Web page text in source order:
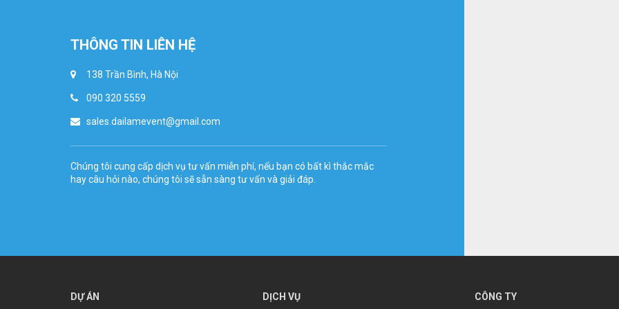
THÔNG TIN LIÊN HỆ
138 Trần Bình, Hà Nội
090 320 5559
sales.dailamevent@gmail.com
Chúng tôi cung cấp dịch vụ tư vấn miễn phí, nếu bạn có bất kì thắc mắc
hay câu hỏi nào, chúng tôi sẽ sẵn sàng tư vấn và giải đáp.
DỰ ÁN DỊCH VỤ CÔNG TY